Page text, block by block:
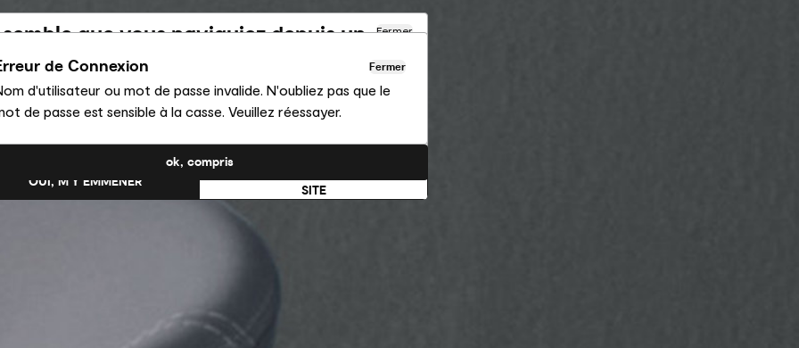
que vous naviguiez depuis un
pays
Fermer
consultez actuellement le site Calligaris pour France.
vous passer au site en États-Unis ?
SITE
OUI, M’Y EMMENER
de Connexion Fermer
d'utilisateur ou mot de passe invalide. N'oubliez pas que le
de passe est sensible à la casse. Veuillez réessayer.
ok, compris